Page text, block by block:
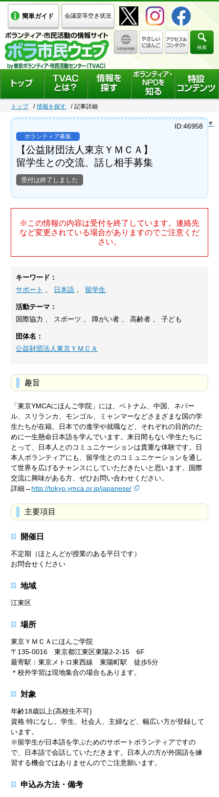
簡単ガイド 会議室等空き状況
検索
トップ 情報を探す 記事詳細
Select Language ▼
ボランティア募集
【公益財団法人東京ＹＭＣＡ】
留学生との交流、話し相手募集
受付は終了しました
ID:46958
※この情報の内容は受付を終了しています。連絡先
など変更されている場合がありますのでご注意くだ
さい。
キーワード：
サポート
日本語 留学生
活動テーマ：
国際協力 、 スポーツ 、 障がい者 、 高齢者 、 子ども
団体名：
公益財団法人東京ＹＭＣＡ
趣旨
「東京YMCAにほんご学院」には、ベトナム、中国、ネパー
ル、スリランカ、モンゴル、ミャンマーなどさまざまな国の学
生たちが在籍。日本での進学や就職など、それぞれの目的のた
めに一生懸命日本語を学んでいます。来日間もない学生たちに
とって、日本人とのコミュニケーションは貴重な体験です。日
本人ボランティアにも、留学生とのコミュニケーションを通し
て世界を広げるチャンスにしていただきたいと思います。国際
交流に興味がある方、ぜひお問い合わせください。
詳細→ http://tokyo.ymca.or.jp/japanese/
主要項目
開催日
不定期（ほとんどが授業のある平日です）
お問合せください
地域
江東区
場所
東京ＹＭＣＡにほんご学院
〒135-0016 東京都江東区東陽2-2-15 6F
最寄駅：東京メトロ東西線 東陽町駅 徒歩5分
＊校外学習は現地集合の場合もあります。
対象
年齢18歳以上(高校生不可)
資格:特になし。学生、社会人、主婦など、幅広い方が登録して
います。
※留学生が日本語を学ぶためのサポートボランティアですの
で、日本語で会話していただきます。日本人の方が外国語を練
習する機会ではありませんのでご注意願います。
申込み方法・備考